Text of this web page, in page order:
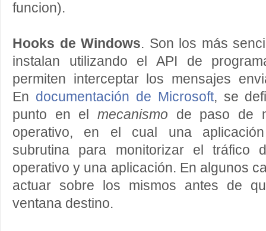
funcion).
Hooks de Windows. Son los más
instalan utilizando el API de
permiten interceptar los mensajes
En documentación de Microsoft, se
punto en el mecanismo de paso de
operativo, en el cual una
subrutina para monitorizar el tráfico
operativo y una aplicación. En algunos
actuar sobre los mismos antes de
ventana destino.